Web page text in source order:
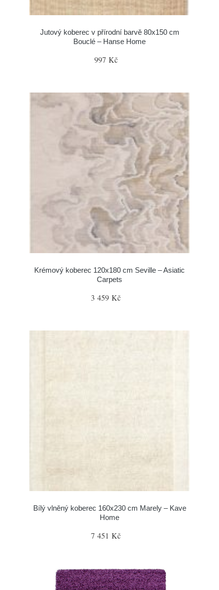
Jutový koberec v přírodní barvě 80x150 cm
Bouclé – Hanse Home
997 Kč
Krémový koberec 120x180 cm Seville – Asiatic
Carpets
3 459 Kč
Bílý vlněný koberec 160x230 cm Marely – Kave
Home
7 451 Kč